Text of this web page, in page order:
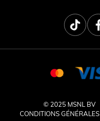
© 2025 MSNL BV
CONDITIONS GÉNÉRALES